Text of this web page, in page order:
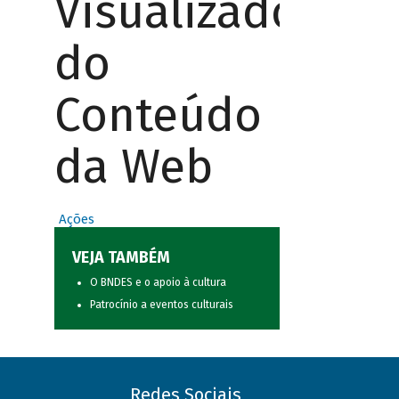
Visualizador
do
Conteúdo
da Web
Ações
VEJA TAMBÉM
O BNDES e o apoio à cultura
Patrocínio a eventos culturais
Redes Sociais